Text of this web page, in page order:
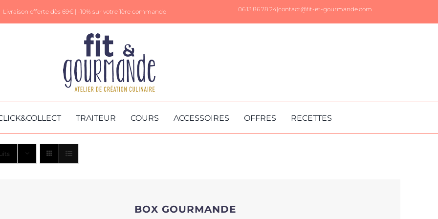
Livraison offerte dès 69€ | -10% sur votre 1ère commande 06.13.86.78.24|contact@fit-et-gourmande.com
TRAITEUR COURS ACCESSOIRES OFFRES RECETTES
BOX GOURMANDE